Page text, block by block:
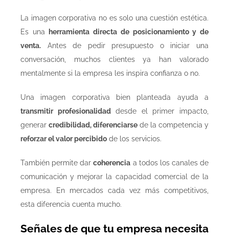
La imagen corporativa no es solo una cuestión estética.
Es una herramienta directa de posicionamiento y de
venta. Antes de pedir presupuesto o iniciar una
conversación, muchos clientes ya han valorado
mentalmente si la empresa les inspira confianza o no.
Una imagen corporativa bien planteada ayuda a
transmitir profesionalidaddesde el primer impacto,
generar credibilidad, diferenciarse de la competencia y
reforzar el valor percibido de los servicios.
También permite darcoherencia a todos los canales de
comunicación y mejorar la capacidad comercial de la
empresa. En mercados cada vez más competitivos,
esta diferencia cuenta mucho.
Señales de que tu empresa necesita